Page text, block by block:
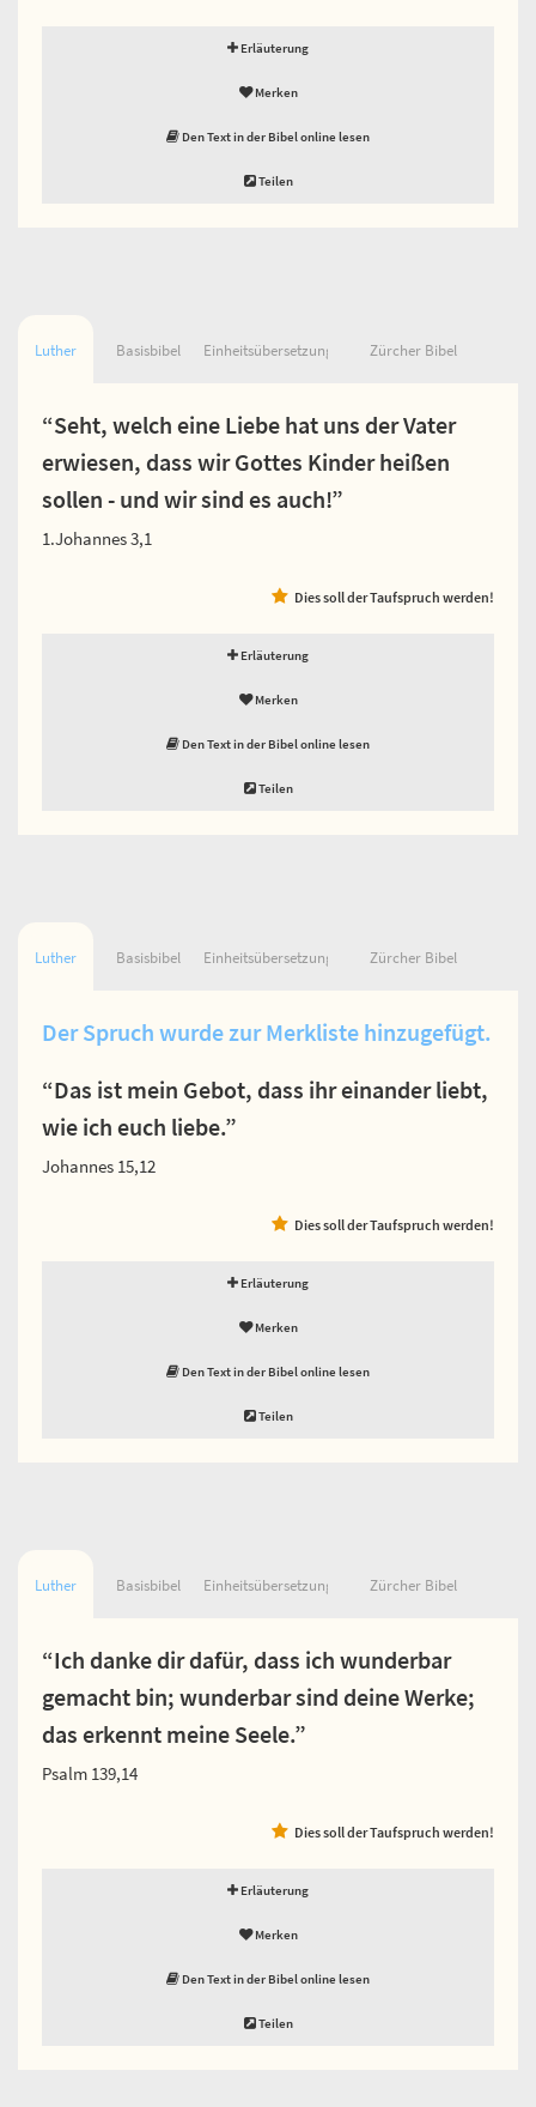
Erläuterung
Merken
Den Text in der Bibel online lesen
Teilen
Luther Basisbibel Einheitsübersetzung Zürcher Bibel
“Seht, welch eine Liebe hat uns der Vater
erwiesen, dass wir Gottes Kinder heißen
sollen - und wir sind es auch!”
1.Johannes 3,1
Dies soll der Taufspruch werden!
Erläuterung
Merken
Den Text in der Bibel online lesen
Teilen
Luther Basisbibel Einheitsübersetzung Zürcher Bibel
Der Spruch wurde zur Merkliste hinzugefügt.
“Das ist mein Gebot, dass ihr einander liebt,
wie ich euch liebe.”
Johannes 15,12
Dies soll der Taufspruch werden!
Erläuterung
Merken
Den Text in der Bibel online lesen
Teilen
Luther Basisbibel Einheitsübersetzung Zürcher Bibel
“Ich danke dir dafür, dass ich wunderbar
gemacht bin; wunderbar sind deine Werke;
das erkennt meine Seele.”
Psalm 139,14
Dies soll der Taufspruch werden!
Erläuterung
Merken
Den Text in der Bibel online lesen
Teilen